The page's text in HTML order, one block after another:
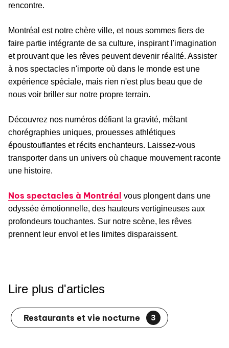
rencontre.
Montréal est notre chère ville, et nous sommes fiers de
faire partie intégrante de sa culture, inspirant l'imagination
et prouvant que les rêves peuvent devenir réalité. Assister
à nos spectacles n'importe où dans le monde est une
expérience spéciale, mais rien n'est plus beau que de
nous voir briller sur notre propre terrain.
Découvrez nos numéros défiant la gravité, mêlant
chorégraphies uniques, prouesses athlétiques
époustouflantes et récits enchanteurs. Laissez-vous
transporter dans un univers où chaque mouvement raconte
une histoire.
Nos spectacles à Montréal vous plongent dans une
odyssée émotionnelle, des hauteurs vertigineuses aux
profondeurs touchantes. Sur notre scène, les rêves
prennent leur envol et les limites disparaissent.
Lire plus d'articles
Restaurants et vie nocturne 3